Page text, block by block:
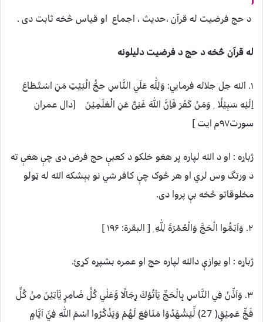
د حج فرضیت له قرآن ،حدیث ، اجماع او قیاس څخه ثابت دی .
له قرآن څخه د حج د فرضيت دليلونه
۱. الله جل جلاله فرمایي: وَلِلّٰهِ عَلَي النَّاسِ حِجُّ الْبَيْتِ مَنِ اسْـتَـطَاعَ
اِلَيْهِ سَبِيْلًا ۭ وَمَنْ كَفَرَ فَاِنَّ اللّٰهَ غَنِىٌّ عَنِ الْعٰلَمِيْنَ [دال عمران
سورت۹۷م ایت ]
ژباړه : او د الله لپاره پر هغو خلکو د کعبې حج فرض دی چې هغې ته
د ورتگ وس لري او هر څوک چې کافر شي نو بېشکه الله له ټولو
مخلوقاتو څخه بې پروا دی.
۲. وَاَتِمُّوا الْحَجَّ وَالْعُمْرَةَ لِلّٰهِ ۭ [ البقرة: ۱۹۶ ]
ژباړه : او یوازې دالله لپاره حج او عمره بشپړه کړئ.
۳. وَاَذِّنْ فِي النَّاسِ بِالْحَجِّ يَاْتُوْكَ رِجَالًا وَّعَلٰي كُلِّ ضَامِرٍ يَّاْتِيْنَ مِنْ كُلِّ
فَجٍّ عَمِيْقٍ( 27) لِّيَشْهَدُوْا مَنَافِعَ لَهُمْ وَيَذْكُرُوا اسْمَ اللّٰهِ فِيْٓ اَيَّامٍ